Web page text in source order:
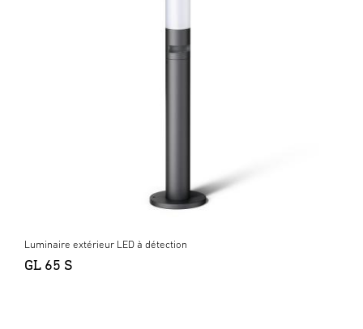
Luminaire extérieur LED à détection
GL 65 S